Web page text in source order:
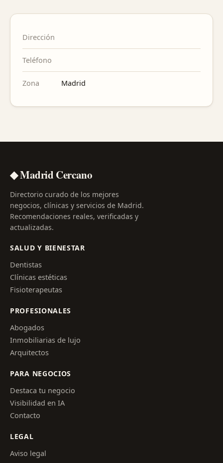
Dirección
Teléfono
Zona Madrid
◆ Madrid Cercano
Directorio curado de los mejores
negocios, clínicas y servicios de Madrid.
Recomendaciones reales, verificadas y
actualizadas.
SALUD Y BIENESTAR
Dentistas
Clínicas estéticas
Fisioterapeutas
PROFESIONALES
Abogados
Inmobiliarias de lujo
Arquitectos
PARA NEGOCIOS
Destaca tu negocio
Visibilidad en IA
Contacto
LEGAL
Aviso legal